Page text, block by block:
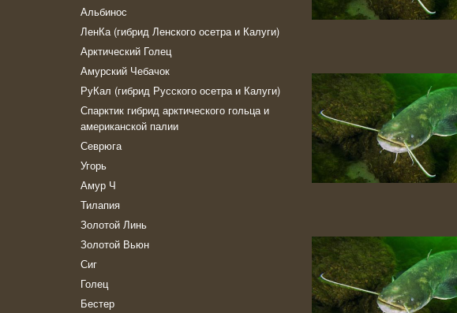
Альбинос
ЛенКа (гибрид Ленского осетра и Калуги)
Арктический Голец
Амурский Чебачок
РуКал (гибрид Русского осетра и Калуги)
Спарктик гибрид арктического гольца и
американской палии
Севрюга
Угорь
Амур Ч
Тилапия
Золотой Линь
Золотой Вьюн
Сиг
Голец
Бестер